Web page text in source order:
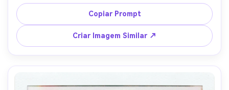
branca com data rabiscada, grão visível e leve desfoque
de movimento, captado com lente 28mm, energia de
festa --ar 4:5
Copiar Prompt
Criar Imagem Similar ↗